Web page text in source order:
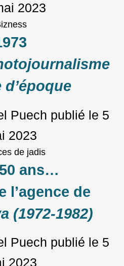
2023
d’époque
Puech publié le 5
2023
de jadis
ans…
l’agence de
(1972-1982)
Puech publié le 5
2023